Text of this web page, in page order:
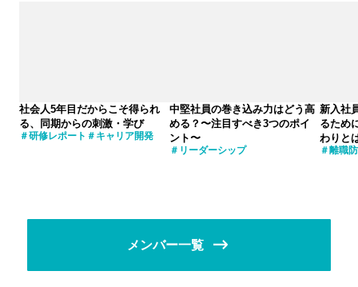
社会人5年目だからこそ得られ
る、同期からの刺激・学び
研修レポート キャリア開発
中堅社員の巻き込み力はどう高
める？〜注目すべき3つのポイ
ント〜
リーダーシップ
新入社
るため
わりと
離職
メンバー一覧